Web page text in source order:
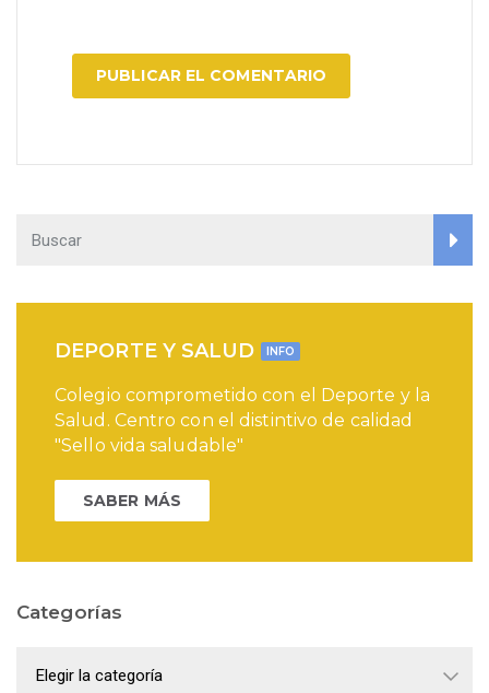
DEPORTE Y SALUD INFO
Colegio comprometido con el Deporte y la
Salud. Centro con el distintivo de calidad
"Sello vida saludable"
SABER MÁS
Categorías